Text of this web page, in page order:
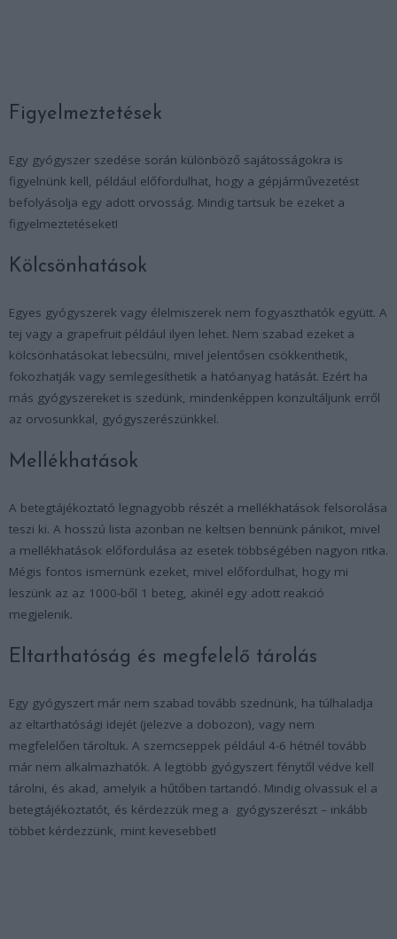
Figyelmeztetések
Egy gyógyszer szedése során különböző sajátosságokra is
figyelnünk kell, például előfordulhat, hogy a gépjárművezetést
befolyásolja egy adott orvosság. Mindig tartsuk be ezeket a
figyelmeztetéseket!
Kölcsönhatások
Egyes gyógyszerek vagy élelmiszerek nem fogyaszthatók együtt. A
tej vagy a grapefruit például ilyen lehet. Nem szabad ezeket a
kölcsönhatásokat lebecsülni, mivel jelentősen csökkenthetik,
fokozhatják vagy semlegesíthetik a hatóanyag hatását. Ezért ha
más gyógyszereket is szedünk, mindenképpen konzultáljunk erről
az orvosunkkal, gyógyszerészünkkel.
Mellékhatások
A betegtájékoztató legnagyobb részét a mellékhatások felsorolása
teszi ki. A hosszú lista azonban ne keltsen bennünk pánikot, mivel
a mellékhatások előfordulása az esetek többségében nagyon ritka.
Mégis fontos ismernünk ezeket, mivel előfordulhat, hogy mi
leszünk az az 1000-ből 1 beteg, akinél egy adott reakció
megjelenik.
Eltarthatóság és megfelelő tárolás
Egy gyógyszert már nem szabad tovább szednünk, ha túlhaladja
az eltarthatósági idejét (jelezve a dobozon), vagy nem
megfelelően tároltuk. A szemcseppek például 4-6 hétnél tovább
már nem alkalmazhatók. A legtöbb gyógyszert fénytől védve kell
tárolni, és akad, amelyik a hűtőben tartandó. Mindig olvassuk el a
betegtájékoztatót, és kérdezzük meg a gyógyszerészt – inkább
többet kérdezzünk, mint kevesebbet!